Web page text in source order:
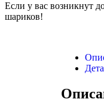
Если у вас возникнут
шариков!